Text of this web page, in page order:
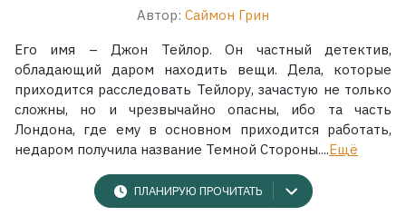
Автор: Саймон Грин
Его имя – Джон Тейлор. Он частный детектив,
обладающий даром находить вещи. Дела, которые
приходится расследовать Тейлору, зачастую не только
сложны, но и чрезвычайно опасны, ибо та часть
Лондона, где ему в основном приходится работать,
недаром получила название Темной Стороны....Ещё
ПЛАНИРУЮ ПРОЧИТАТЬ